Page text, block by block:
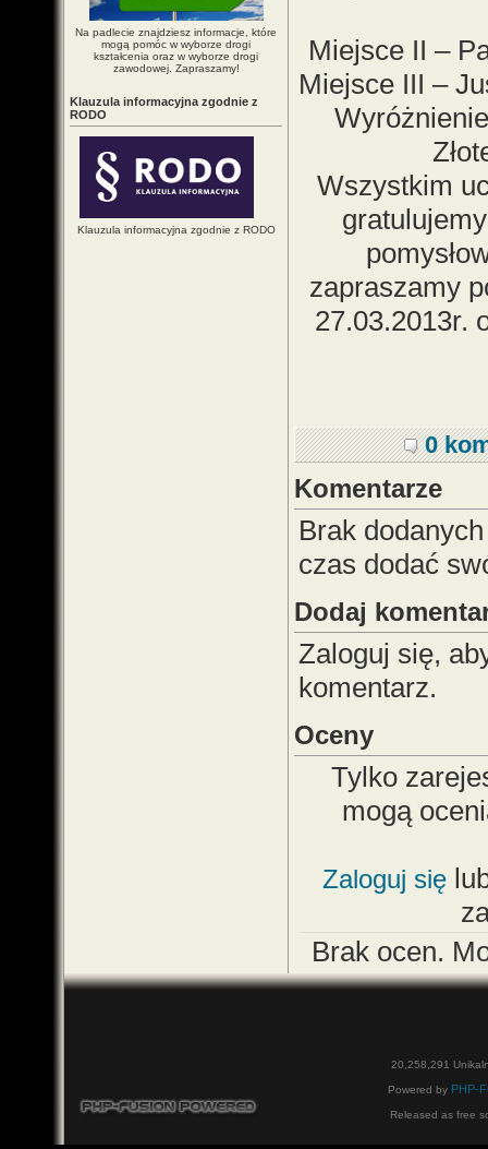
Na padlecie znajdziesz informacje, które
mogą pomóc w wyborze drogi
kształcenia oraz w wyborze drogi
zawodowej. Zapraszamy!
Klauzula informacyjna zgodnie z
RODO
Klauzula informacyjna zgodnie z RODO
Miejsce II –
Miejsce III –
Wszystkim
zapraszamy
27.03.2013r.
0
Komentarze
Brak
czas dodać
Dodaj
Zaloguj się,
komentarz.
Oceny
Tylko
mogą
Zaloguj się
Brak ocen.
20,258,291
Powered by PHP-
Released as free